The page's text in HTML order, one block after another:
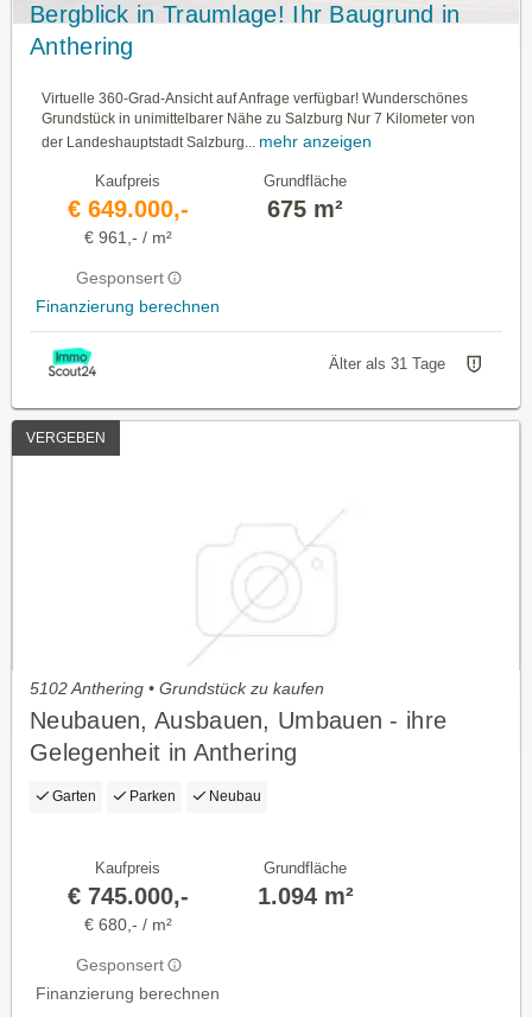
Bergblick in Traumlage! Ihr Baugrund in
Anthering
Virtuelle 360-Grad-Ansicht auf Anfrage verfügbar! Wunderschönes
Grundstück in unimittelbarer Nähe zu Salzburg Nur 7 Kilometer von
der Landeshauptstadt Salzburg... mehr anzeigen
Kaufpreis
€ 649.000,-
€ 961,- / m²
Gesponsert
Finanzierung berechnen
Grundfläche
675 m²
Älter als 31 Tage
VERGEBEN
5102 Anthering • Grundstück zu kaufen
Neubauen, Ausbauen, Umbauen - ihre
Gelegenheit in Anthering
Garten Parken Neubau
Kaufpreis
€ 745.000,-
€ 680,- / m²
Gesponsert
Finanzierung berechnen
Grundfläche
1.094 m²